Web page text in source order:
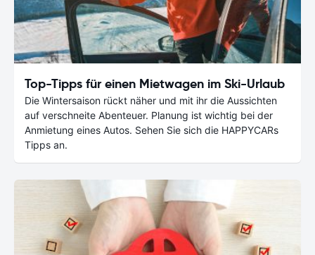
Top-Tipps für einen Mietwagen im Ski-Urlaub
Die Wintersaison rückt näher und mit ihr die Aussichten
auf verschneite Abenteuer. Planung ist wichtig bei der
Anmietung eines Autos. Sehen Sie sich die HAPPYCARs
Tipps an.